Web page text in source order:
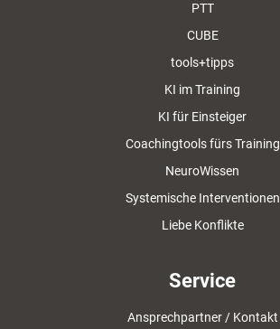
PTT
CUBE
tools+tipps
KI im Training
KI für Einsteiger
Coachingtools fürs Training
NeuroWissen
Systemische Interventionen
Liebe Konflikte
Service
Ansprechpartner / Kontakt